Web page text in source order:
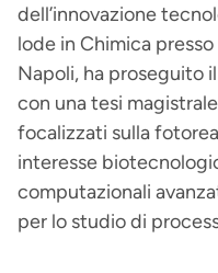
dell’innovazione
lode in Chimica
Napoli, ha proseguito
con una tesi
focalizzati sulla
interesse
computazionali
per lo studio di